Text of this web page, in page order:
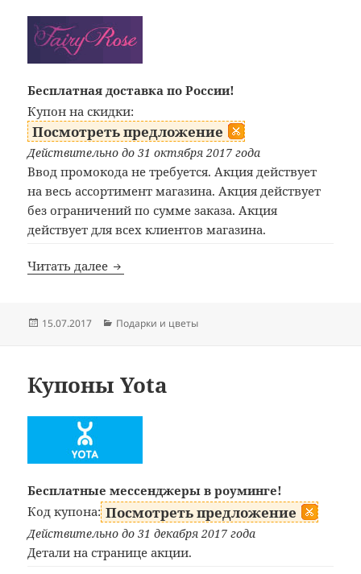
Бесплатная доставка по России!
Купон на скидки:
Посмотреть предложение
Действительно до 31 октября 2017 года
Ввод промокода не требуется. Акция действует
на весь ассортимент магазина. Акция действует
без ограничений по сумме заказа. Акция
действует для всех клиентов магазина.
Читать далее Купоны FairyRose
Опубликовано
15.07.2017 Рубрики
Подарки и цветы
Купоны Yota
Бесплатные мессенджеры в роуминге!
Код купона: Посмотреть предложение
Действительно до 31 декабря 2017 года
Детали на странице акции.